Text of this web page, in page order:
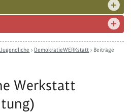
› DemokratieWERKstatt › Beiträge
Werkstatt